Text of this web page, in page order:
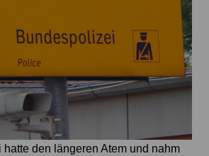
den längeren Atem und nahm